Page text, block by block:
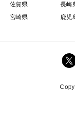
佐賀県
長崎
宮崎県
鹿児